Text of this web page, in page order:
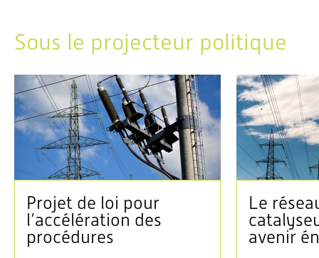
Sous le projecteur politique
Projet de loi pour
l’accélération des
procédures
Le
avenir